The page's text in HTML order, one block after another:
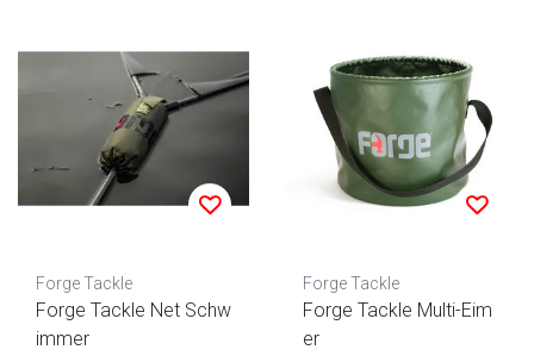
Forge Tackle
Forge Tackle Net Schw
immer
Forge Tackle
Forge Tackle Multi-Eim
er